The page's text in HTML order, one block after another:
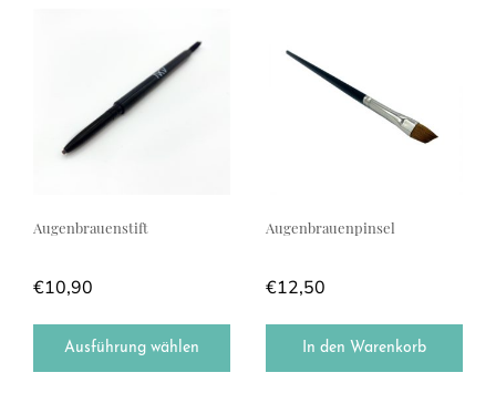
Augenbrauenstift
€10,90
Ausführung wählen
Augenbrauenpinsel
€12,50
In den Warenkorb